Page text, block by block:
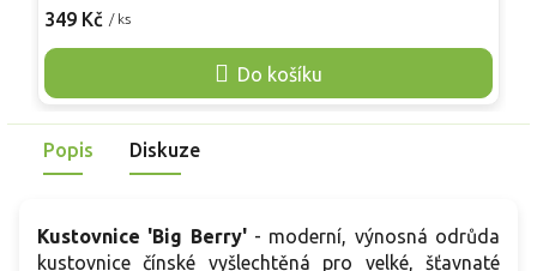
349 Kč / ks
Do košíku
sladkokyselé, šťavnaté a aromatické. Dozrávají od srpna do
bohaté na nektar. Odrůda dobře snáší sucho i mráz, je plně
mrazuvzdorná a odolná vůči chorobám. Pro vyšší úrodu
Popis Diskuze
Kustovnice 'Big Berry'- moderní, výnosná odrůda
kustovnice čínské vyšlechtěná pro velké, šťavnaté